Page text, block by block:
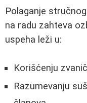
Polaganje
na radu zahteva
uspeha leži u:
Korišćenju
Razumevanju